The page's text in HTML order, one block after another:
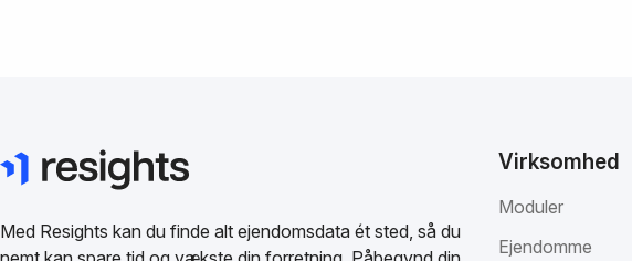
Med Resights kan du finde alt ejendomsdata ét sted, så du
Virksomhed
Moduler
Ejendomme